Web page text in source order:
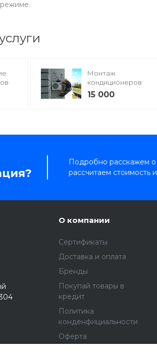
Монтаж
кондиционеров
15 000
Подробно расскажем о
рассчитаем стоимость
О компании
Сертификаты
Доставка и оплата
Бренды
Покупай товары в
кредит
Политика
конденфициальности
Оферта